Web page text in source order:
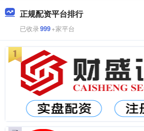
正规配资平台排行
已收录999+家平台